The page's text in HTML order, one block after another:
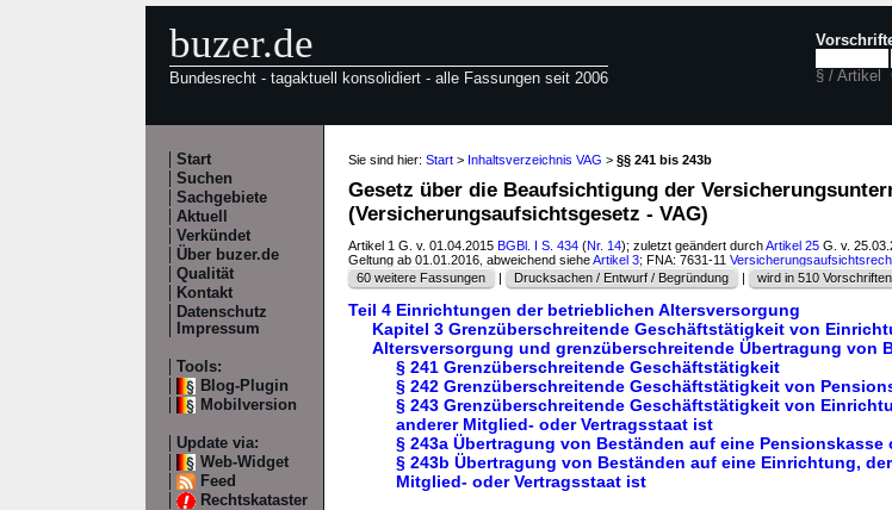
buzer.de
Bundesrecht - tagaktuell konsolidiert - alle Fassungen seit 2006 § / Artikel
Start
Suchen
Sachgebiete
Aktuell
Verkündet
Über buzer.de
Qualität
Kontakt
Datenschutz
Impressum
Tools:
Blog-Plugin
Mobilversion
Update via:
Web-Widget
Feed
Rechtskataster
Sie sind hier: Start > Inhaltsverzeichnis VAG > §§ 241 bis 243b
Gesetz über die Beaufsichtigung der
(Versicherungsaufsichtsgesetz - VAG)
Artikel 1 G. v. 01.04.2015 BGBl. I S. 434 (Nr. 14); zuletzt geändert durchArtikel 25 G. v.
Geltung ab 01.01.2016, abweichend sieheArtikel 3; FNA: 7631-11
60 weitere Fassungen
| Drucksachen / Entwurf / Begründung | wird in 510
Teil 4 Einrichtungen der betrieblichen Altersversorgung
Kapitel 3 Grenzüberschreitende Geschäftstätigkeit von
Altersversorgung und grenzüberschreitende Übertragung von
§ 241 Grenzüberschreitende Geschäftstätigkeit
§ 242 Grenzüberschreitende Geschäftstätigkeit von
§ 243 Grenzüberschreitende Geschäftstätigkeit von
anderer Mitglied- oder Vertragsstaat ist
§ 243a Übertragung von Beständen auf eine
§ 243b Übertragung von Beständen auf eine Einrichtung,
Mitglied- oder Vertragsstaat ist